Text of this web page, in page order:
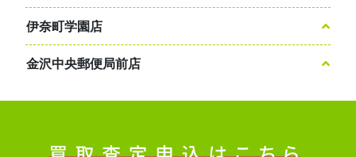
伊奈町学園店
金沢中央郵便局前店